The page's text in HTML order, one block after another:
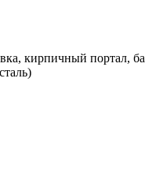
кирпичный портал,